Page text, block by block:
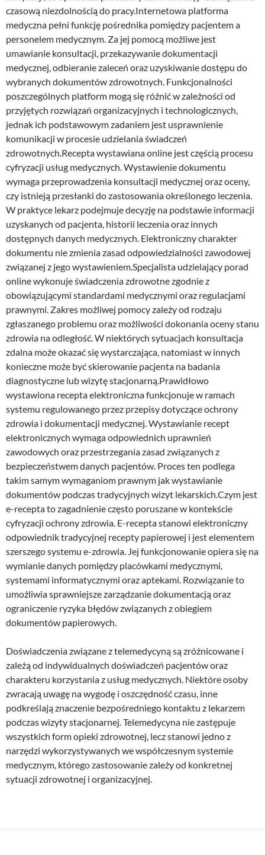
czasową niezdolnością do pracy.Internetowa platforma
medyczna pełni funkcję pośrednika pomiędzy pacjentem a
personelem medycznym. Za jej pomocą możliwe jest
umawianie konsultacji, przekazywanie dokumentacji
medycznej, odbieranie zaleceń oraz uzyskiwanie dostępu do
wybranych dokumentów zdrowotnych. Funkcjonalności
poszczególnych platform mogą się różnić w zależności od
przyjętych rozwiązań organizacyjnych i technologicznych,
jednak ich podstawowym zadaniem jest usprawnienie
komunikacji w procesie udzielania świadczeń
zdrowotnych.Recepta wystawiana online jest częścią procesu
cyfryzacji usług medycznych. Wystawienie dokumentu
wymaga przeprowadzenia konsultacji medycznej oraz oceny,
czy istnieją przesłanki do zastosowania określonego leczenia.
W praktyce lekarz podejmuje decyzję na podstawie informacji
uzyskanych od pacjenta, historii leczenia oraz innych
dostępnych danych medycznych. Elektroniczny charakter
dokumentu nie zmienia zasad odpowiedzialności zawodowej
związanej z jego wystawieniem.Specjalista udzielający porad
online wykonuje świadczenia zdrowotne zgodnie z
obowiązującymi standardami medycznymi oraz regulacjami
prawnymi. Zakres możliwej pomocy zależy od rodzaju
zgłaszanego problemu oraz możliwości dokonania oceny stanu
zdrowia na odległość. W niektórych sytuacjach konsultacja
zdalna może okazać się wystarczająca, natomiast w innych
konieczne może być skierowanie pacjenta na badania
diagnostyczne lub wizytę stacjonarną.Prawidłowo
wystawiona recepta elektroniczna funkcjonuje w ramach
systemu regulowanego przez przepisy dotyczące ochrony
zdrowia i dokumentacji medycznej. Wystawianie recept
elektronicznych wymaga odpowiednich uprawnień
zawodowych oraz przestrzegania zasad związanych z
bezpieczeństwem danych pacjentów. Proces ten podlega
takim samym wymaganiom prawnym jak wystawianie
dokumentów podczas tradycyjnych wizyt lekarskich.Czym jest
e-recepta to zagadnienie często poruszane w kontekście
cyfryzacji ochrony zdrowia. E-recepta stanowi elektroniczny
odpowiednik tradycyjnej recepty papierowej i jest elementem
szerszego systemu e-zdrowia. Jej funkcjonowanie opiera się na
wymianie danych pomiędzy placówkami medycznymi,
systemami informatycznymi oraz aptekami. Rozwiązanie to
umożliwia sprawniejsze zarządzanie dokumentacją oraz
ograniczenie ryzyka błędów związanych z obiegiem
dokumentów papierowych.
Doświadczenia związane z telemedycyną są zróżnicowane i
zależą od indywidualnych doświadczeń pacjentów oraz
charakteru korzystania z usług medycznych. Niektóre osoby
zwracają uwagę na wygodę i oszczędność czasu, inne
podkreślają znaczenie bezpośredniego kontaktu z lekarzem
podczas wizyty stacjonarnej. Telemedycyna nie zastępuje
wszystkich form opieki zdrowotnej, lecz stanowi jedno z
narzędzi wykorzystywanych we współczesnym systemie
medycznym, którego zastosowanie zależy od konkretnej
sytuacji zdrowotnej i organizacyjnej.